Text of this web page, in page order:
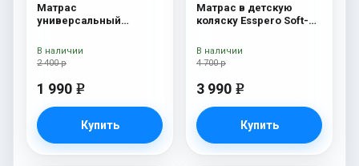
Матрас
универсальный
Big-Star
2 400 р
1 990 e
Купить
В наличии
Матрас в детскую
коляску Esspero Soft-
4 700 р
3 990 e
Купить
В наличии